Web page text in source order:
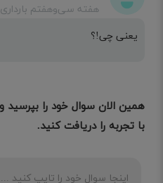
هفته سی‌وهفتم بارداری
یعنی چی!؟
با تجربه را دریافت کنید.